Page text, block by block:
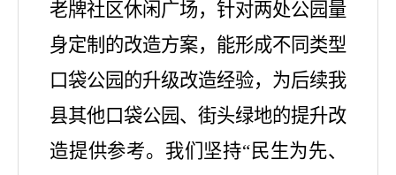
老牌社区休闲广场，针对两处公园量
身定制的改造方案，能形成不同类型
口袋公园的升级改造经验，为后续我
县其他口袋公园、街头绿地的提升改
造提供参考。我们坚持“民生为先、